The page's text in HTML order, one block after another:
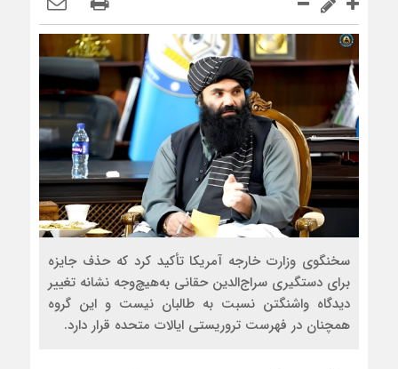
سخنگوی وزارت خارجه آمریکا تأکید کرد که حذف جایزه
برای دستگیری سراج‌الدین حقانی به‌هیچ‌وجه نشانه تغییر
دیدگاه واشنگتن نسبت به طالبان نیست و این گروه
همچنان در فهرست تروریستی ایالات متحده قرار دارد.